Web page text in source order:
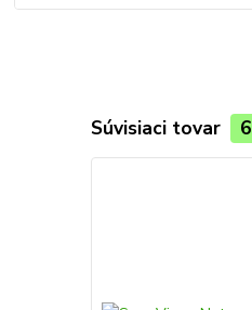
Súvisiaci tovar 6